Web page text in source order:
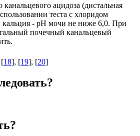
ацидоза (дистальная
теста с хлоридом
- рН мочи не ниже 6,0. При
почечный канальцевый
18], [19], [20]